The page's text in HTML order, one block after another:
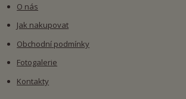
O nás
Jak nakupovat
Obchodní podmínky
Fotogalerie
Kontakty